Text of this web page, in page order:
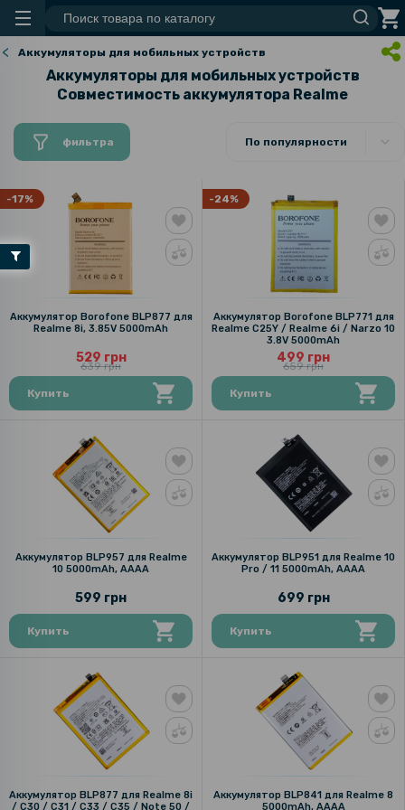
Аккумуляторы для мобильных устройств
Аккумуляторы для мобильных устройств
Совместимость аккумулятора Realme
фильтра По популярности
-17%
Аккумулятор Borofone BLP877 для
Realme 8i, 3.85V 5000mAh
529 грн
639 грн
Купить
-24%
Аккумулятор Borofone BLP771 для
Realme C25Y / Realme 6i / Narzo 10
3.8V 5000mAh
499 грн
659 грн
Купить
Аккумулятор BLP957 для Realme
10 5000mAh, AAAA
599 грн
Купить
Аккумулятор BLP951 для Realme 10
Pro / 11 5000mAh, AAAA
699 грн
Купить
Аккумулятор BLP877 для Realme 8i
/ C30 / C31 / C33 / C35 / Note 50 /
Аккумулятор BLP841 для Realme 8
5000mAh, AAAA